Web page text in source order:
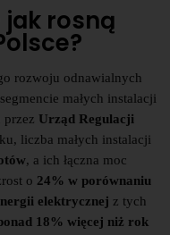
jak rosną
rozwoju odnawialnych
małych instalacji
przez Urząd Regulacji
liczba małych instalacji
, a ich łączna moc
o 24% w porównaniu
elektrycznej z tych
18% więcej niż rok